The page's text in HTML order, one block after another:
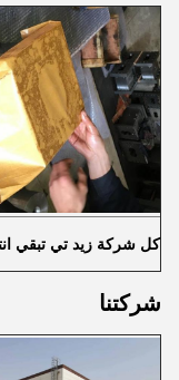
كل شركة زيد تي تبقي
شركتنا